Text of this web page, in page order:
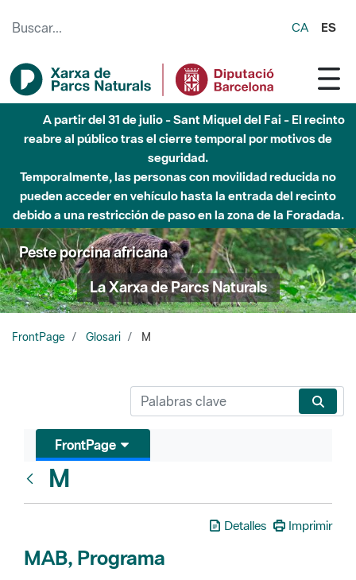
CA ES
A partir del 31 de julio - Sant Miquel del Fai - El recinto
reabre al público tras el cierre temporal por motivos de
seguridad.
Temporalmente, las personas con movilidad reducida no
pueden acceder en vehículo hasta la entrada del recinto
debido a una restricción de paso en la zona de la Foradada.
Peste porcina africana
La Xarxa de Parcs Naturals
FrontPage Glosari M
FrontPage
M
Detalles Imprimir
MAB, Programa